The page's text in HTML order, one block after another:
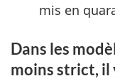
mis en
Dans les
moins strict, il